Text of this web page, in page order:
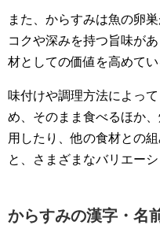
また、からすみは魚の卵
コクや深みを持つ旨味が
材としての価値を高めてい
味付けや調理方法によっ
め、そのまま食べるほか
用したり、他の食材との
と、さまざまなバリエー
からすみの漢字・名